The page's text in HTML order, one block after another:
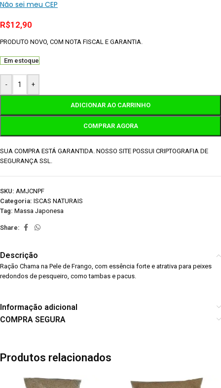
Não sei meu CEP
R$12,90
PRODUTO NOVO, COM NOTA FISCAL E GARANTIA.
Em estoque
- +
ADICIONAR AO CARRINHO
COMPRAR AGORA
SUA COMPRA ESTÁ GARANTIDA. NOSSO SITE POSSUI CRIPTOGRAFIA DE
SEGURANÇA SSL.
SKU: AMJCNPF
Categoria: ISCAS NATURAIS
Tag: Massa Japonesa
Share:
Descrição
Ração Chama na Pele de Frango, com essência forte e atrativa para peixes
redondos de pesqueiro, como tambas e pacus.
Informação adicional
COMPRA SEGURA
Produtos relacionados